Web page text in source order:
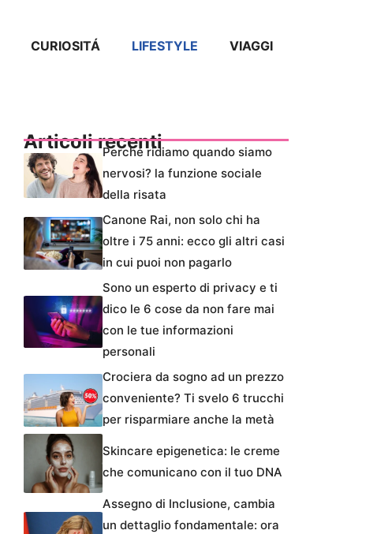
CURIOSITÁ LIFESTYLE VIAGGI
Articoli recentiPerché ridiamo quando siamo
nervosi? la funzione sociale
della risata
Canone Rai, non solo chi ha
oltre i 75 anni: ecco gli altri casi
in cui puoi non pagarlo
Sono un esperto di privacy e ti
dico le 6 cose da non fare mai
con le tue informazioni
personali
Crociera da sogno ad un prezzo
conveniente? Ti svelo 6 trucchi
per risparmiare anche la metà
Skincare epigenetica: le creme
che comunicano con il tuo DNA
Assegno di Inclusione, cambia
un dettaglio fondamentale: ora